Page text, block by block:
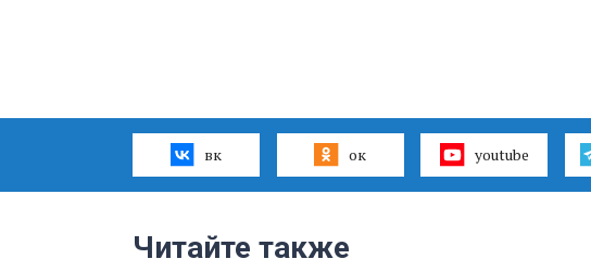
вк ок youtube
Читайте также